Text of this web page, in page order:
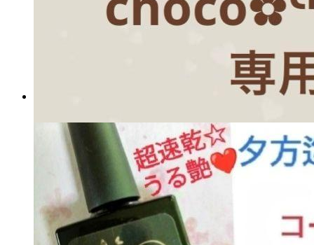
早苗 キット
マイストア在庫：
1022
円
カートに入れる